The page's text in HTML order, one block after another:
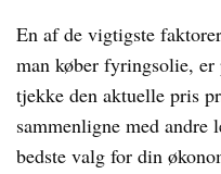
En af de vigtigste
man køber fyringsolie,
tjekke den aktuelle pris
sammenligne med
bedste valg for din